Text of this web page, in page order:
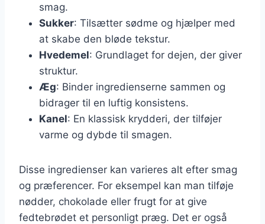
smag.
Sukker: Tilsætter sødme og hjælper med
at skabe den bløde tekstur.
Hvedemel: Grundlaget for dejen, der giver
struktur.
Æg: Binder ingredienserne sammen og
bidrager til en luftig konsistens.
Kanel: En klassisk krydderi, der tilføjer
varme og dybde til smagen.
Disse ingredienser kan varieres alt efter smag
og præferencer. For eksempel kan man tilføje
nødder, chokolade eller frugt for at give
fedtebrødet et personligt præg. Det er også